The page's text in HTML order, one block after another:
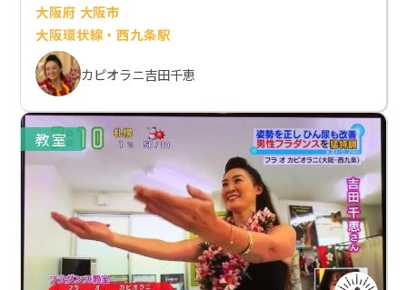
大阪府 大阪市
大阪環状線・西九条駅
カピオラニ吉田千恵
教室